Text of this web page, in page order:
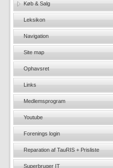
Køb & Salg
Leksikon
Navigation
Site map
Ophavsret
Links
Medlemsprogram
Youtube
Forenings login
Reparation af TauRIS + Prisliste
Superbruger IT